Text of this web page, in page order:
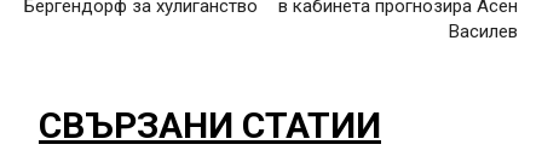
Бергендорф за хулиганство
в кабинета прогнозира Асен
Василев
СВЪРЗАНИ СТАТИИ